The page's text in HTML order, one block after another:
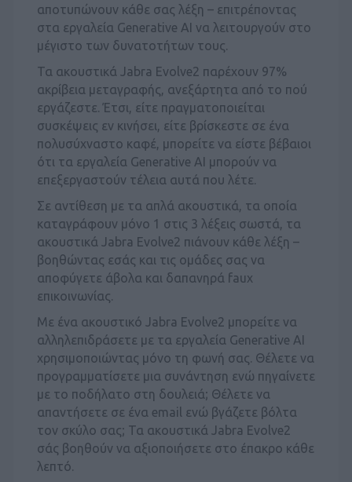
αποτυπώνουν κάθε σας λέξη – επιτρέποντας
στα εργαλεία Generative AI να λειτουργούν στο
μέγιστο των δυνατοτήτων τους.
Τα ακουστικά Jabra Evolve2 παρέχουν 97%
ακρίβεια μεταγραφής, ανεξάρτητα από το πού
εργάζεστε. Έτσι, είτε πραγματοποιείται
συσκέψεις εν κινήσει, είτε βρίσκεστε σε ένα
πολυσύχναστο καφέ, μπορείτε να είστε βέβαιοι
ότι τα εργαλεία Generative AI μπορούν να
επεξεργαστούν τέλεια αυτά που λέτε.
Σε αντίθεση με τα απλά ακουστικά, τα οποία
καταγράφουν μόνο 1 στις 3 λέξεις σωστά, τα
ακουστικά Jabra Evolve2 πιάνουν κάθε λέξη –
βοηθώντας εσάς και τις ομάδες σας να
αποφύγετε άβολα και δαπανηρά faux
επικοινωνίας.
Με ένα ακουστικό Jabra Evolve2 μπορείτε να
αλληλεπιδράσετε με τα εργαλεία Generative AI
χρησιμοποιώντας μόνο τη φωνή σας. Θέλετε να
προγραμματίσετε μια συνάντηση ενώ πηγαίνετε
με το ποδήλατο στη δουλειά; Θέλετε να
απαντήσετε σε ένα email ενώ βγάζετε βόλτα
τον σκύλο σας; Τα ακουστικά Jabra Evolve2
σάς βοηθούν να αξιοποιήσετε στο έπακρο κάθε
λεπτό.